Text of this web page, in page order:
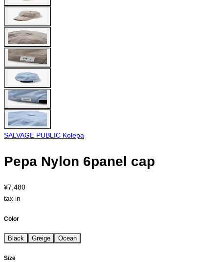
SALVAGE PUBLIC Kolepa
Pepa Nylon 6panel cap
¥7,480
tax in
Color
Black Greige Ocean
Size